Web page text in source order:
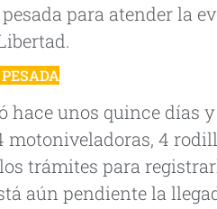
para atender la
hace unos quince días
motoniveladoras, 4
trámites para
aún pendiente la